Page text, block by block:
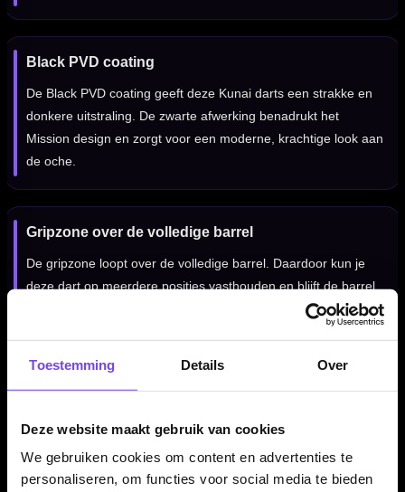
Toestemming Details Over
Deze website maakt gebruik van cookies
We gebruiken cookies om content en advertenties te
personaliseren, om functies voor social media te bieden
Black PVD coating
De Black PVD coating geeft deze Kunai darts een strakke en
donkere uitstraling. De zwarte afwerking benadrukt het
Mission design en zorgt voor een moderne, krachtige look aan
de oche.
Gripzone over de volledige barrel
De gripzone loopt over de volledige barrel. Daardoor kun je
deze dart op meerdere posities vasthouden en blijft de barrel
geschikt voor spelers die vooraan, centraal of meer achterop
Door de combinatie van 95% tungsten, een torpedo barrel,
ringed grip en centre weighted balans voelt deze dart
betrouwbaar en controleerbaar aan. Dat maakt de set